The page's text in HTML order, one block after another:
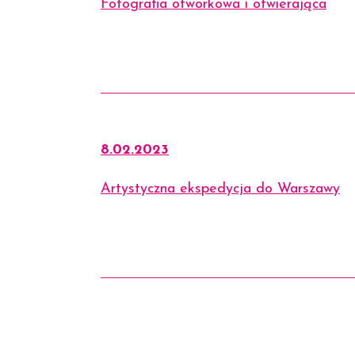
Fotografia otworkowa i otwierająca
8.02.2023
Artystyczna ekspedycja do Warszawy